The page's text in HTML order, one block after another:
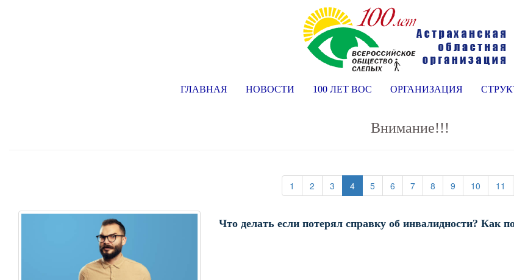
ГЛАВНАЯ НОВОСТИ 100 ЛЕТ ВОС ОРГАНИЗАЦИЯ
Внимание!!!
1 (current)
2(current)
3(current)
4 5(current)
6(current)
7(current)
8(current)
9(current)
10(current)
11
Что делать если потерял справку об инвалидности? Как